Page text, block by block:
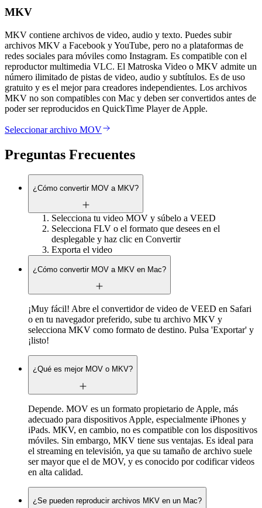
MKV
MKV contiene archivos de video, audio y texto. Puedes subir
archivos MKV a Facebook y YouTube, pero no a plataformas de
redes sociales para móviles como Instagram. Es compatible con el
reproductor multimedia VLC. El Matroska Video o MKV admite un
número ilimitado de pistas de video, audio y subtítulos. Es de uso
gratuito y es el mejor para creadores independientes. Los archivos
MKV no son compatibles con Mac y deben ser convertidos antes de
poder ser reproducidos en QuickTime Player de Apple.
Seleccionar archivo MOV
Preguntas Frecuentes
¿Cómo convertir MOV a MKV?
Selecciona tu video MOV y súbelo a VEED
Selecciona FLV o el formato que desees en el
desplegable y haz clic en Convertir
Exporta el video
¿Cómo convertir MOV a MKV en Mac?
¡Muy fácil! Abre el convertidor de video de VEED en Safari
o en tu navegador preferido, sube tu archivo MKV y
selecciona MKV como formato de destino. Pulsa 'Exportar' y
¡listo!
¿Qué es mejor MOV o MKV?
Depende. MOV es un formato propietario de Apple, más
adecuado para dispositivos Apple, especialmente iPhones y
iPads. MKV, en cambio, no es compatible con los dispositivos
móviles. Sin embargo, MKV tiene sus ventajas. Es ideal para
el streaming en televisión, ya que su tamaño de archivo suele
ser mayor que el de MOV, y es conocido por codificar videos
en alta calidad.
¿Se pueden reproducir archivos MKV en un Mac?